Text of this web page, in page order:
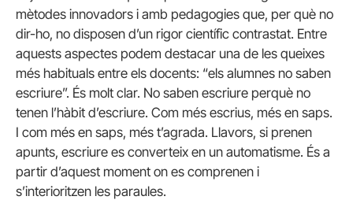
mètodes innovadors i amb pedagogies que, per què no
dir-ho, no disposen d’un rigor científic contrastat. Entre
aquests aspectes podem destacar una de les queixes
més habituals entre els docents: “els alumnes no saben
escriure”. És molt clar. No saben escriure perquè no
tenen l’hàbit d’escriure. Com més escrius, més en saps.
I com més en saps, més t’agrada. Llavors, si prenen
apunts, escriure es converteix en un automatisme. És a
partir d’aquest moment on es comprenen i
s’interioritzen les paraules.